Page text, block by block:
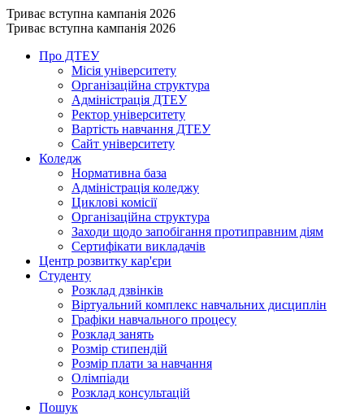
Триває вступна кампанія 2026
Триває вступна кампанія 2026
Про ДТЕУ
Місія університету
Організаційна структура
Адміністрація ДТЕУ
Ректор університету
Вартість навчання ДТЕУ
Сайт університету
Коледж
Нормативна база
Адміністрація коледжу
Циклові комісії
Організаційна структура
Заходи щодо запобігання протиправним діям
Сертифікати викладачів
Центр розвитку кар'єри
Студенту
Розклад дзвінків
Віртуальний комплекс навчальних дисциплін
Графіки навчального процесу
Розклад занять
Розмір стипендій
Розмір плати за навчання
Олімпіади
Розклад консультацій
Пошук